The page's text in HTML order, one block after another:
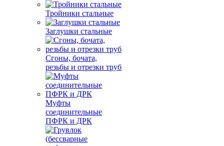
Тройники стальные
Заглушки стальные
Сгоны, бочата,
резьбы и отрезки труб
Муфты
соединительные
ПФРК и ДРК